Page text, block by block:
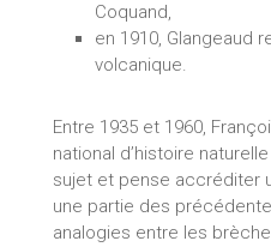
Coquand,
en 1910, Glangeaud
volcanique.
Entre 1935 et 1960,
national d’histoire
sujet et pense accréditer
une partie des
analogies entre les